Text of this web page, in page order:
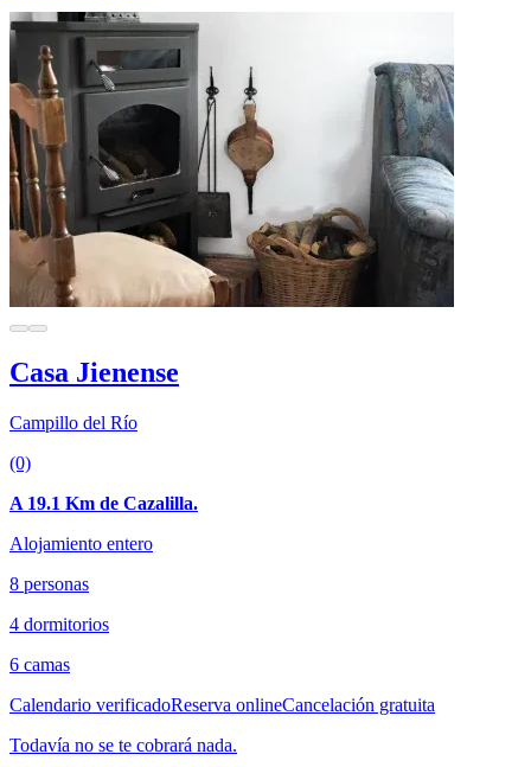
Casa Jienense
Campillo del Río
(0)
A 19.1 Km de Cazalilla.
Alojamiento entero
8 personas
4 dormitorios
6 camas
Calendario verificadoReserva onlineCancelación gratuita
Todavía no se te cobrará nada.